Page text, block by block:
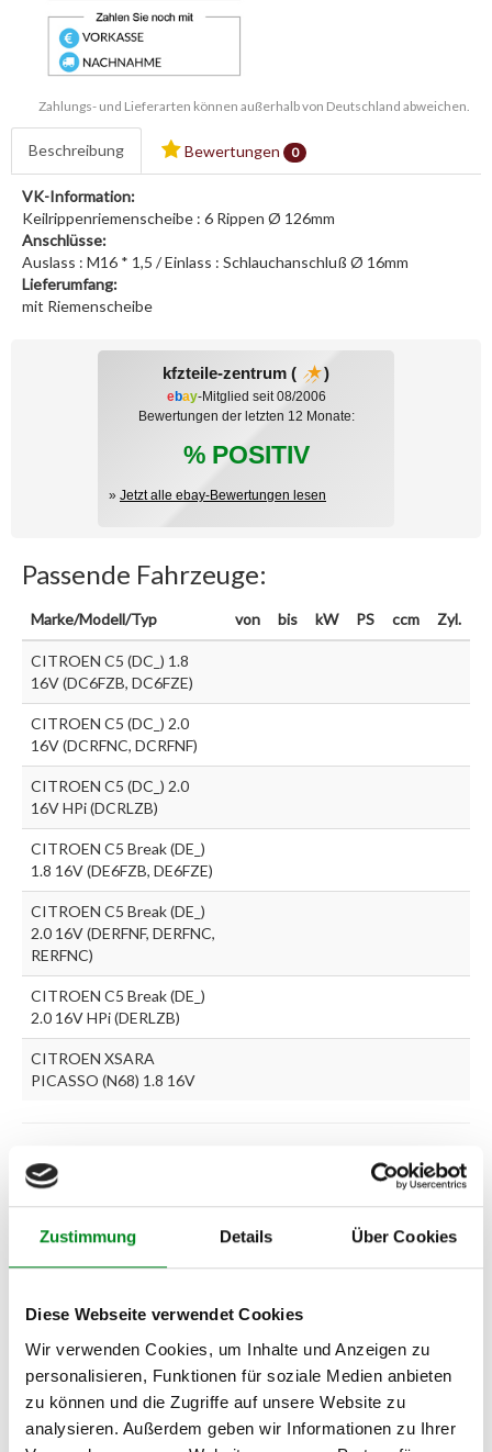
Zustimmung Details Über Cookies
Diese Webseite verwendet Cookies
Wir verwenden Cookies, um Inhalte und Anzeigen zu
personalisieren, Funktionen für soziale Medien anbieten
zu können und die Zugriffe auf unsere Website zu
analysieren. Außerdem geben wir Informationen zu Ihrer
Zahlungs- und Lieferarten können außerhalb von Deutschland abweichen.
Beschreibung Bewertungen 0
VK-Information:
Keilrippenriemenscheibe : 6 Rippen Ø 126mm
Anschlüsse:
Auslass : M16 * 1,5 / Einlass : Schlauchanschluß Ø 16mm
Lieferumfang:
mit Riemenscheibe
kfzteile-zentrum ( )
ebay-Mitglied seit 08/2006
Bewertungen der letzten 12 Monate:
% POSITIV
» Jetzt alle ebay-Bewertungen lesen
Passende Fahrzeuge:
Marke/Modell/Typ von bis kW PS ccm Zyl.
CITROEN C5 (DC_) 1.8
16V (DC6FZB, DC6FZE)
CITROEN C5 (DC_) 2.0
16V (DCRFNC, DCRFNF)
CITROEN C5 (DC_) 2.0
16V HPi (DCRLZB)
CITROEN C5 Break (DE_)
1.8 16V (DE6FZB, DE6FZE)
CITROEN C5 Break (DE_)
2.0 16V (DERFNF, DERFNC,
RERFNC)
CITROEN C5 Break (DE_)
2.0 16V HPi (DERLZB)
CITROEN XSARA
PICASSO (N68) 1.8 16V
Support kontaktieren (
Fahrzeug-Suche für AT-Servopumpen
nachfragen.
Hersteller/EU Verantwortliche